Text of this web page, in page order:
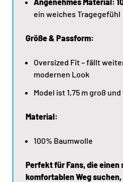
ein weiches Tragegefühl
Größe & Passform:
Oversized Fit – fällt
modernen Look
Model ist 1,75 m groß
Material:
100% Baumwolle
Perfekt für Fans, die einen
komfortablen Weg